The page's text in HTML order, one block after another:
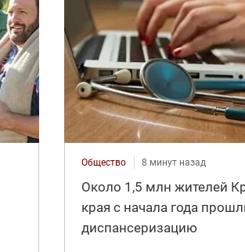
Общество 8 минут назад
Около 1,5 млн жителей
края с начала года
диспансеризацию